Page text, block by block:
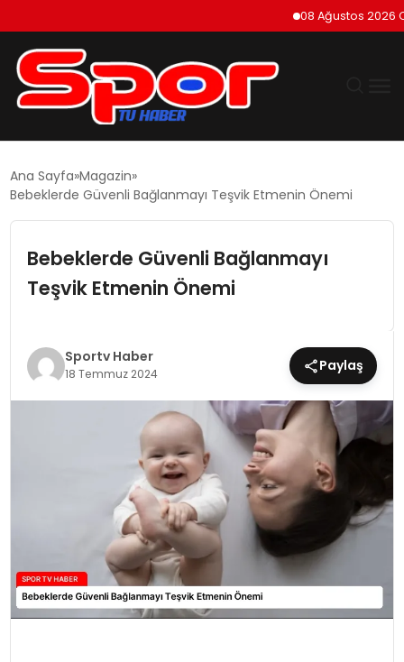
08 Ağustos 2026
EKONOMI
SIYASET
TEKNOLOJI
EĞITIM
Ana Sayfa Magazin
Bebeklerde Güvenli Bağlanmayı Teşvik Etmenin Önemi
Bebeklerde Güvenli Bağlanmayı
Teşvik Etmenin Önemi
Sportv Haber
18 Temmuz 2024 Paylaş